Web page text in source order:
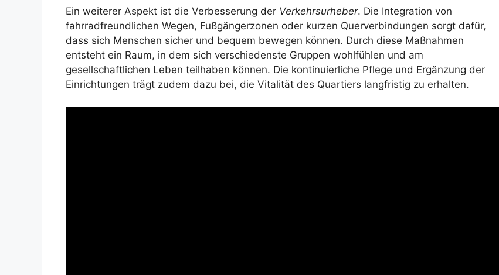
Ein weiterer Aspekt ist die Verbesserung der Verkehrsurheber. Die Integration von
fahrradfreundlichen Wegen, Fußgängerzonen oder kurzen Querverbindungen sorgt dafür,
dass sich Menschen sicher und bequem bewegen können. Durch diese Maßnahmen
entsteht ein Raum, in dem sich verschiedenste Gruppen wohlfühlen und am
gesellschaftlichen Leben teilhaben können. Die kontinuierliche Pflege und Ergänzung der
Einrichtungen trägt zudem dazu bei, die Vitalität des Quartiers langfristig zu erhalten.